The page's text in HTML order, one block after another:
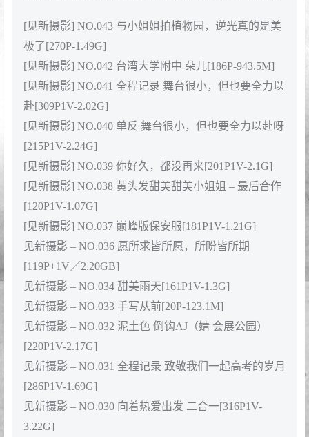
[见新摄影] NO.043 与小姐姐拍植物园，逆光真的是美
极了[270P-1.49G]
[见新摄影] NO.042 台湾大学附中 朵儿[186P-943.5M]
[见新摄影] NO.041 全程记录 舞台很小，但也要全力以
赴[309P1V-2.02G]
[见新摄影] NO.040 单反 舞台很小，但也要全力以赴呀
[215P1V-2.24G]
[见新摄影] NO.039 你好久，都没再来[201P1V-2.1G]
[见新摄影] NO.038 黄头发甜美甜美小姐姐 – 最后合作
[120P1V-1.07G]
[见新摄影] NO.037 巅峰版保安服[181P1V-1.21G]
见新摄影 – NO.036 愿所求皆所愿，所盼皆所期
[119P+1V／2.20GB]
见新摄影 – NO.034 甜美雨天[161P1V-1.3G]
见新摄影 – NO.033 手写从前[20P-123.1M]
见新摄影 – NO.032 泥土色 倒钩AJ（婧 会展公园）
[220P1V-2.17G]
见新摄影 – NO.031 全程记录 致敬我们一起高考的岁月
[286P1V-1.69G]
见新摄影 – NO.030 向着热爱出发 二合一[316P1V-
3.22G]